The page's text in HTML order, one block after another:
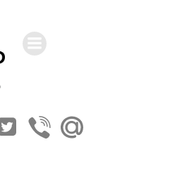
springen